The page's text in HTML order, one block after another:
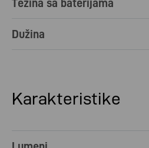
Težina sa baterijama
Dužina
Karakteristike